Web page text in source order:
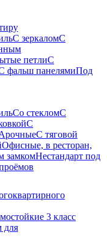
С зеркаломС
петлиС
фальш панелямиПод
Со стекломС
С
С тяговой
Офисные, в ресторан,
замкомНестандарт под
3 класс
для